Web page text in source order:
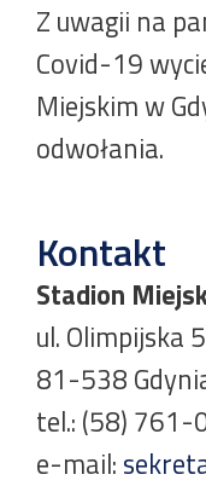
Z uwagii na
Covid-19
Miejskim w
odwołania.
Kontakt
Stadion
ul. Olimpijska 5
81-538
tel.: (58)
e-mail: